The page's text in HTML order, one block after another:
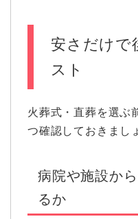
安さだけで
スト
火葬式・直葬を選ぶ
つ確認しておきまし
病院や施設か
るか